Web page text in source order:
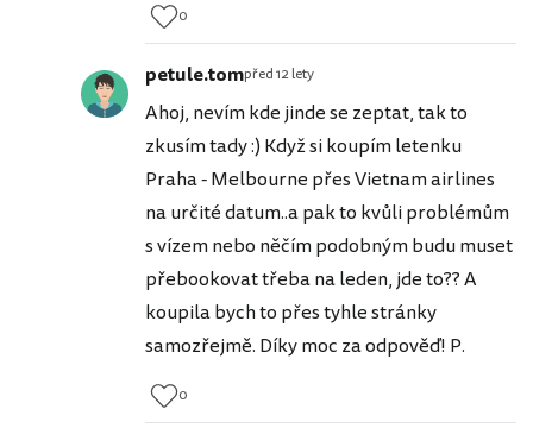
0
petule.tompřed 12 lety
Ahoj, nevím kde jinde se zeptat, tak to
zkusím tady :) Když si koupím letenku
Praha - Melbourne přes Vietnam airlines
na určité datum..a pak to kvůli problémům
s vízem nebo něčím podobným budu muset
přebookovat třeba na leden, jde to?? A
koupila bych to přes tyhle stránky
samozřejmě. Díky moc za odpověď! P.
0